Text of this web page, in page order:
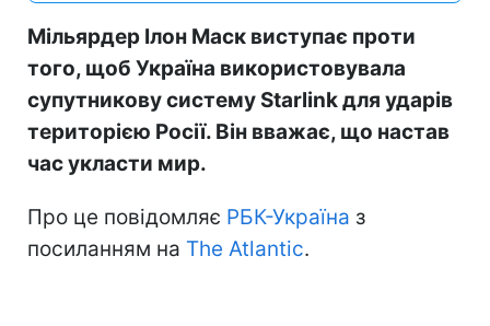
Мільярдер Ілон Маск виступає проти
того, щоб Україна використовувала
супутникову систему Starlink для ударів
територією Росії. Він вважає, що настав
час укласти мир.
Про це повідомляє РБК-Україна з
посиланням на The Atlantic.